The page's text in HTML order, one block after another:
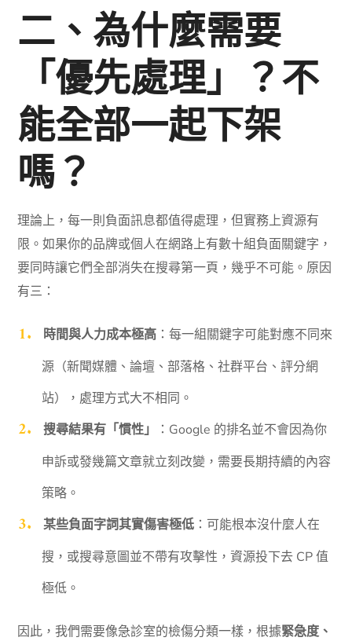
二、為什麼需要
「優先處理」？不
能全部一起下架
嗎？
理論上，每一則負面訊息都值得處理，但實務上資源有
限。如果你的品牌或個人在網路上有數十組負面關鍵字，
要同時讓它們全部消失在搜尋第一頁，幾乎不可能。原因
有三：
時間與人力成本極高：每一組關鍵字可能對應不同來
源（新聞媒體、論壇、部落格、社群平台、評分網
站），處理方式大不相同。
搜尋結果有「慣性」
：Google 的排名並不會因為你
申訴或發幾篇文章就立刻改變，需要長期持續的內容
策略。
某些負面字詞其實傷害極低：可能根本沒什麼人在
搜，或搜尋意圖並不帶有攻擊性，資源投下去 CP 值
極低。
因此，我們需要像急診室的檢傷分類一樣，根據緊急度、